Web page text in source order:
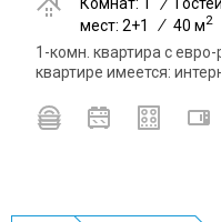
мест: 2+1
/ 40 м2
1-комн. квартира с
квартире имеется: